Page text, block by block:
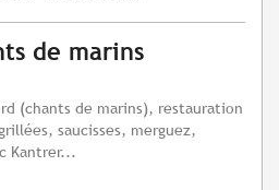
de marins
(chants de marins), restauration
saucisses, merguez,
Kantrer...